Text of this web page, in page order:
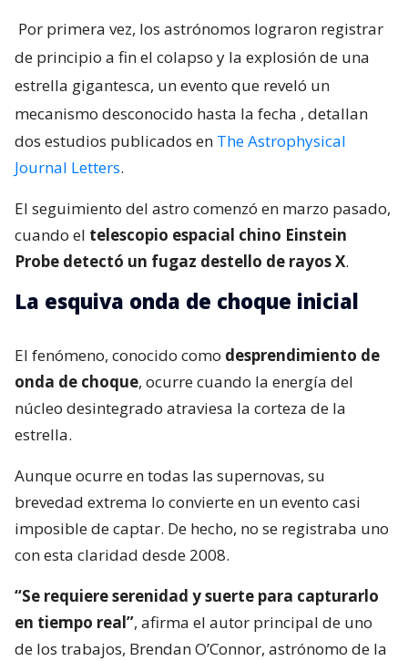
Por primera vez, los astrónomos lograron registrar
de principio a fin el colapso y la explosión de una
estrella gigantesca, un evento que reveló un
mecanismo desconocido hasta la fecha , detallan
dos estudios publicados en The Astrophysical
Journal Letters.
El seguimiento del astro comenzó en marzo pasado,
cuando el telescopio espacial chino Einstein
Probe detectó un fugaz destello de rayos X.
La esquiva onda de choque inicial
El fenómeno, conocido como desprendimiento de
onda de choque, ocurre cuando la energía del
núcleo desintegrado atraviesa la corteza de la
estrella.
Aunque ocurre en todas las supernovas, su
brevedad extrema lo convierte en un evento casi
imposible de captar. De hecho, no se registraba uno
con esta claridad desde 2008.
“Se requiere serenidad y suerte para capturarlo
en tiempo real”, afirma el autor principal de uno
de los trabajos, Brendan O’Connor, astrónomo de la